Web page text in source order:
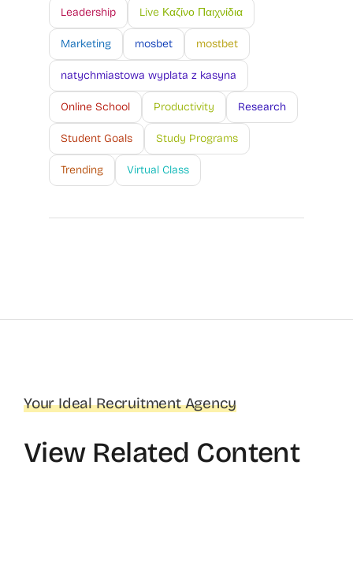
Leadership Live Καζίνο Παιχνίδια
Marketing mosbet mostbet
natychmiastowa wyplata z kasyna
Online School Productivity Research
Student Goals Study Programs
Trending Virtual Class
Your Ideal Recruitment Agency
View Related Content